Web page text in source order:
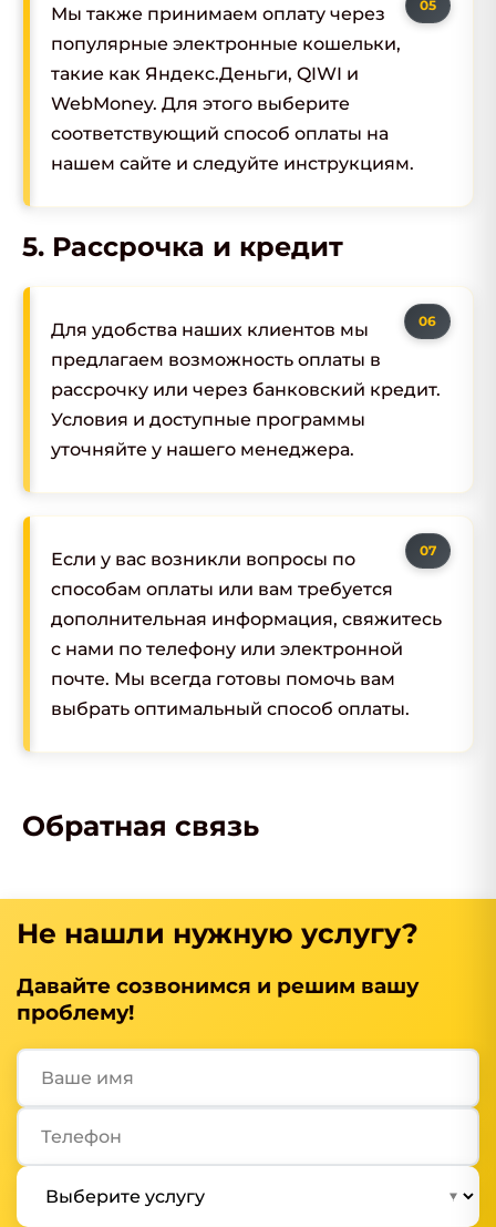
Мы также принимаем оплату через
популярные электронные кошельки,
такие как Яндекс.Деньги, QIWI и
WebMoney. Для этого выберите
соответствующий способ оплаты на
нашем сайте и следуйте инструкциям.
5. Рассрочка и кредит
Для удобства наших клиентов мы
предлагаем возможность оплаты в
рассрочку или через банковский кредит.
Условия и доступные программы
уточняйте у нашего менеджера.
Если у вас возникли вопросы по
способам оплаты или вам требуется
дополнительная информация, свяжитесь
с нами по телефону или электронной
почте. Мы всегда готовы помочь вам
выбрать оптимальный способ оплаты.
Обратная связь
Не нашли нужную услугу?
Давайте созвонимся и решим вашу
проблему!